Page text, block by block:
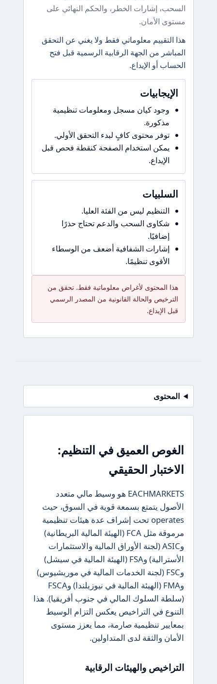
السحب، إشارات الخطر، والحكم النهائي على
مستوى الأمان.
هذا التقييم معلوماتي فقط ولا يغني عن التحقق
المباشر من الجهة الرقابية الرسمية قبل فتح
الحساب أو الإيداع.
الإيجابيات
وجود كيان مسجل ومعلومات تنظيمية
مذكورة.
توفر محتوى كافٍ لبدء التحقق الأولي.
يمكن استخدام الصفحة كنقطة فحص قبل
الإيداع.
السلبيات
التنظيم ليس من الفئة العليا.
شكاوى السحب والدعم تحتاج حذرًا
إضافيًا.
إشارات الشفافية أضعف من الوسطاء
الأقوى تنظيمًا.
هذا المحتوى لأغراض معلوماتية فقط. تحقق من
الترخيص والحالة القانونية من المصدر الرسمي
قبل الإيداع.
المحتوى
الغوص العميق في التنظيم:
الاختبار الحقيقي
EACHMARKETS هو وسيط مالي متعدد
الأصول يتمتع بسمعة قوية في السوق، حيث
operates تحت إشراف عدة هيئات تنظيمية
مرموقة مثل FCA (الهيئة المالية البريطانية)
وASIC (لجنة الأوراق المالية والاستثمارات
الأسترالية) وFSA (الهيئة المالية في سيشل)
وFSC (لجنة الخدمات المالية في موريشيوس)
وFMA (الهيئة المالية في نيوزيلندا) وFSCA
(سلطة السلوك المالي في جنوب أفريقيا). هذا
التنوع في التراخيص يعكس التزام الوسيط
بمعايير تنظيمية صارمة، مما يعزز مستوى
الأمان والثقة لدى المتداولين.
التراخيص والهيئات الرقابية